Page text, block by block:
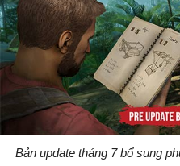
Bản update tháng 7 bổ sung